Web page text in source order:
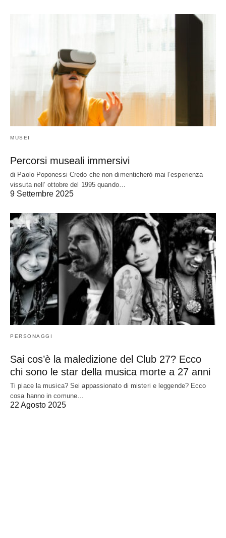
MUSEI
Percorsi museali immersivi
di Paolo Poponessi Credo che non dimenticherò mai l’esperienza
vissuta nell’ ottobre del 1995 quando…
9 Settembre 2025
PERSONAGGI
Sai cos’è la maledizione del Club 27? Ecco
chi sono le star della musica morte a 27 anni
Ti piace la musica? Sei appassionato di misteri e leggende? Ecco
cosa hanno in comune…
22 Agosto 2025